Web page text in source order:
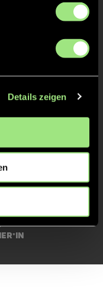
Details zeigen